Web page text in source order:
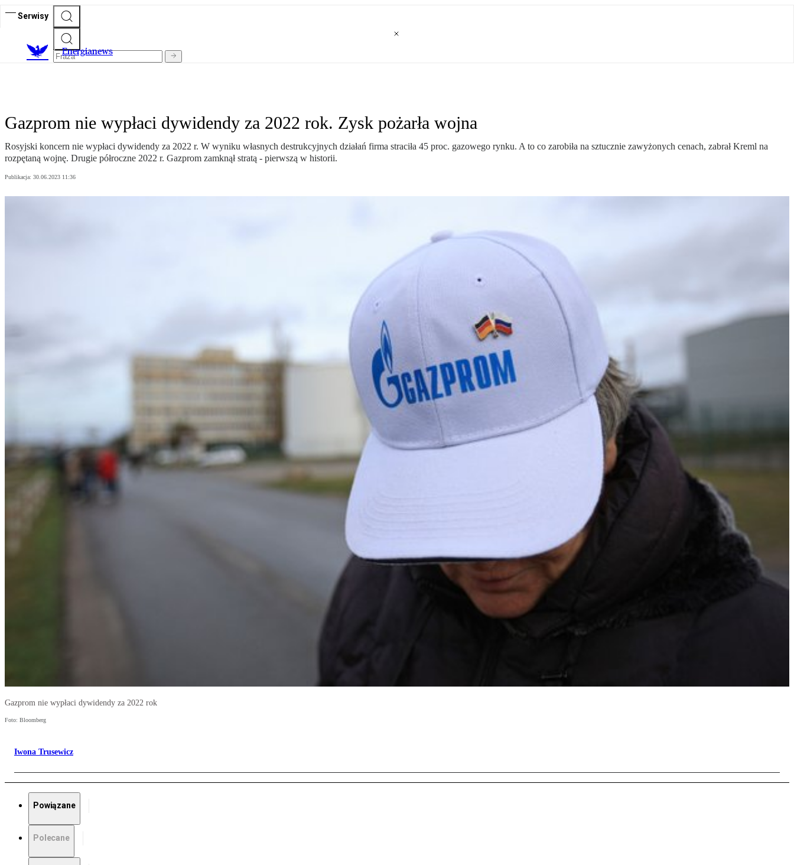
Serwisy
Energianews
Gazprom nie wypłaci dywidendy za 2022 rok. Zysk pożarła wojna
Rosyjski koncern nie wypłaci dywidendy za 2022 r. W wyniku własnych destrukcyjnych działań firma straciła 45 proc. gazowego rynku. A to co zarobiła na sztucznie zawyżonych cenach, zabrał Kreml na
rozpętaną wojnę. Drugie półroczne 2022 r. Gazprom zamknął stratą - pierwszą w historii.
Publikacja: 30.06.2023 11:36
Gazprom nie wypłaci dywidendy za 2022 rok
Foto: Bloomberg
Iwona Trusewicz
Powiązane
Polecane